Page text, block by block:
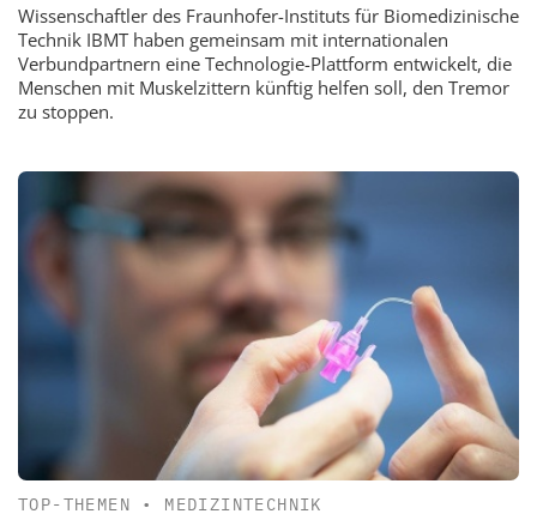
Wissenschaftler des Fraunhofer-Instituts für Biomedizinische
Technik IBMT haben gemeinsam mit internationalen
Verbundpartnern eine Technologie-Plattform entwickelt, die
Menschen mit Muskelzittern künftig helfen soll, den Tremor
zu stoppen.
TOP-THEMEN • MEDIZINTECHNIK